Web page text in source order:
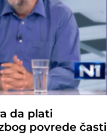
da plati
povrede časti